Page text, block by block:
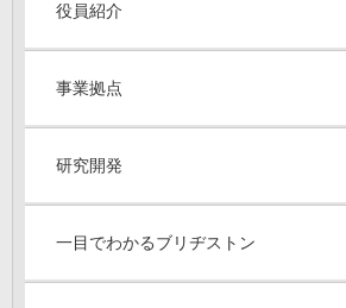
役員紹介
事業拠点
研究開発
一目でわかるブリヂストン